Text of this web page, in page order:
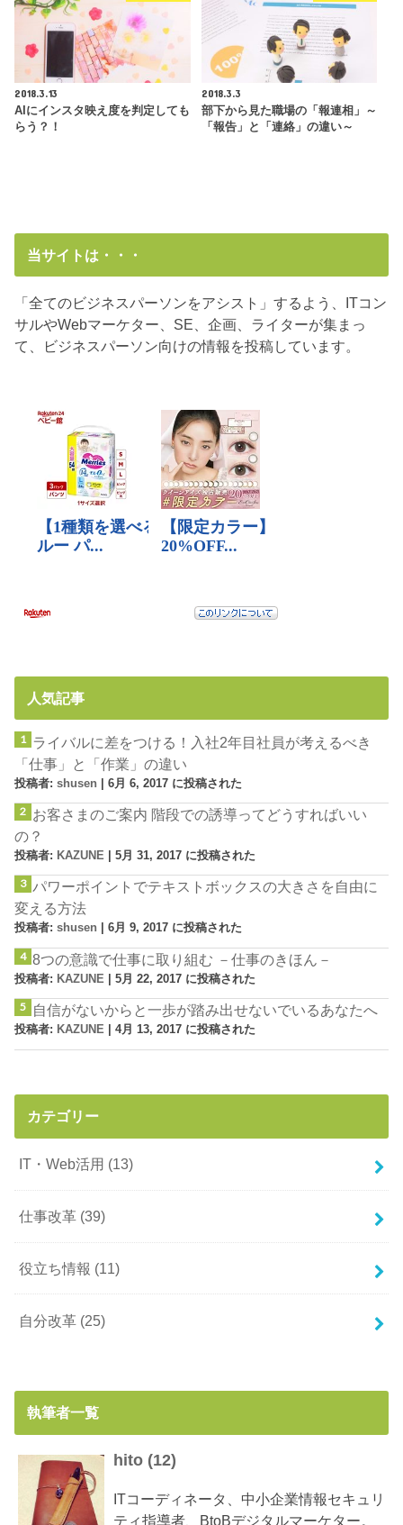
2018.3.13
AIにインスタ映え度を判定しても
らう？！
2018.3.3
部下から見た職場の「報連相」～
「報告」と「連絡」の違い～
当サイトは・・・
「全てのビジネスパーソンをアシスト」するよう、ITコン
サルやWebマーケター、SE、企画、ライターが集まっ
て、ビジネスパーソン向けの情報を投稿しています。
人気記事
ライバルに差をつける！入社2年目社員が考えるべき
「仕事」と「作業」の違い
投稿者:shusen |6月 6, 2017 に投稿された
お客さまのご案内 階段での誘導ってどうすればいい
の？
投稿者: KAZUNE |5月 31, 2017 に投稿された
パワーポイントでテキストボックスの大きさを自由に
変える方法
投稿者:shusen |6月 9, 2017 に投稿された
8つの意識で仕事に取り組む －仕事のきほん－
投稿者: KAZUNE |5月 22, 2017 に投稿された
自信がないからと一歩が踏み出せないでいるあなたへ
投稿者: KAZUNE |4月 13, 2017 に投稿された
カテゴリー
IT・Web活用 (13)
仕事改革 (39)
役立ち情報 (11)
自分改革 (25)
執筆者一覧
hito (12)
ITコーディネータ、中小企業情報セキュリ
ティ指導者、BtoBデジタルマーケター。